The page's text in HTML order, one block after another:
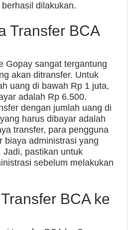
dilakukan.
Transfer BCA
Gopay sangat tergantung
akan ditransfer. Untuk
uang di bawah Rp 1 juta,
adalah Rp 6.500.
dengan jumlah uang di
harus dibayar adalah
transfer, para pengguna
biaya administrasi yang
Jadi, pastikan untuk
sebelum melakukan
BCA ke